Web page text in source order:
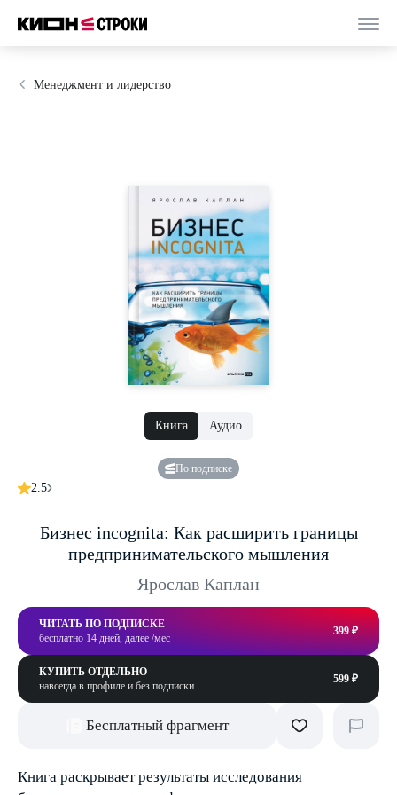
Менеджмент и лидерство
Книга Аудио
По подписке
2.5
Бизнес incognita: Как расширить границы
предпринимательского мышления
Ярослав Каплан
ЧИТАТЬ ПО ПОДПИСКЕ
бесплатно 14 дней, далее /мес
399 ₽
КУПИТЬ ОТДЕЛЬНО
навсегда в профиле и без подписки
599 ₽
Бесплатный фрагмент
Книга раскрывает результаты исследования